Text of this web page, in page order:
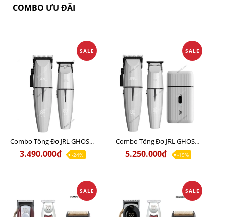
COMBO ƯU ĐÃI
SALE
Combo Tông Đơ JRL GHOST 1 Limited Edition Chính Hãng USA
3.490.000₫ -24%
SALE
Combo Tông Đơ JRL GHOST 2 Limited Edition Chính Hãng USA
5.250.000₫ -19%
SALE SALE